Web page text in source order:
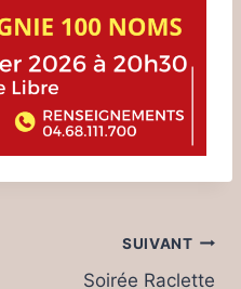
SUIVANT
Soirée Raclette